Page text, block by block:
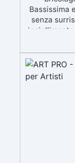
Bassissima
senza
meccanica.
d'aria e
BPA/